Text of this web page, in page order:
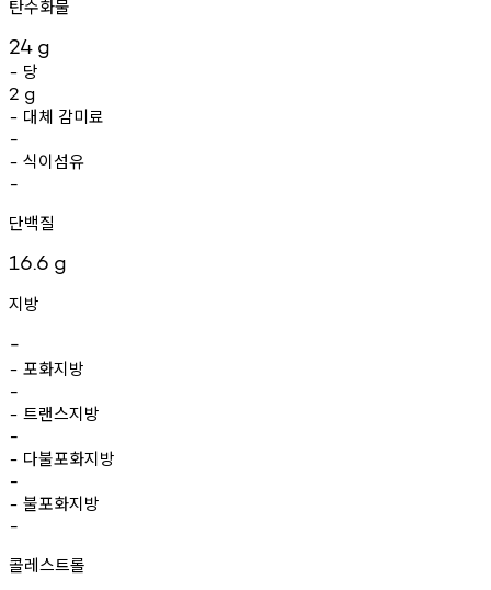
탄수화물
24 g
- 당
2 g
- 대체 감미료
-
- 식이섬유
-
단백질
16.6 g
지방
-
- 포화지방
-
- 트랜스지방
-
- 다불포화지방
-
- 불포화지방
-
콜레스트롤